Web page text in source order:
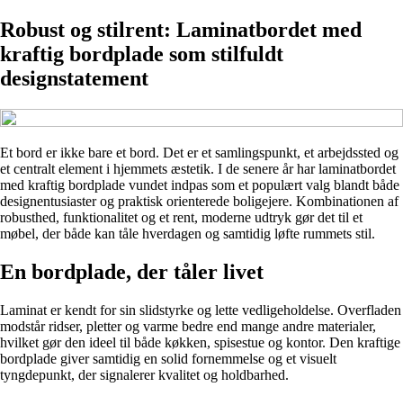
Robust og stilrent: Laminatbordet med
kraftig bordplade som stilfuldt
designstatement
Et bord er ikke bare et bord. Det er et samlingspunkt, et arbejdssted og
et centralt element i hjemmets æstetik. I de senere år har laminatbordet
med kraftig bordplade vundet indpas som et populært valg blandt både
designentusiaster og praktisk orienterede boligejere. Kombinationen af
robusthed, funktionalitet og et rent, moderne udtryk gør det til et
møbel, der både kan tåle hverdagen og samtidig løfte rummets stil.
En bordplade, der tåler livet
Laminat er kendt for sin slidstyrke og lette vedligeholdelse. Overfladen
modstår ridser, pletter og varme bedre end mange andre materialer,
hvilket gør den ideel til både køkken, spisestue og kontor. Den kraftige
bordplade giver samtidig en solid fornemmelse og et visuelt
tyngdepunkt, der signalerer kvalitet og holdbarhed.